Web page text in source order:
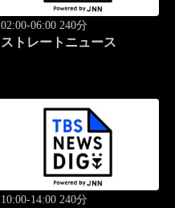
02:00-06:00 240分
ストレートニュース
10:00-14:00 240分